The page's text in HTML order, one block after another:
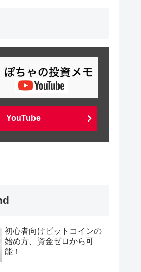
YouTube
初心者向けビットコインの
始め方、資金ゼロから可
能！